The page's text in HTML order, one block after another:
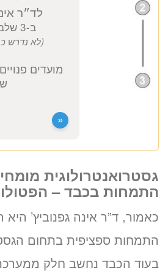
זימון תור
לד״ר אינה
ב-3 שלבים קצרים
מועדים פנויים.
גסטרואנטרולוגית
התמחות בכבד –
כאמור, ד”ר אינה גפנוביץ’
התמחות ספציפית בתחום
בעוד הכבד נחשב חלק